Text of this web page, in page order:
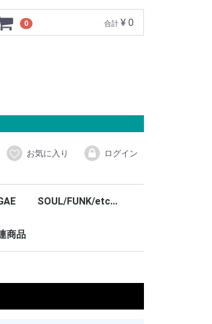
0 合計 ¥ 0
お気に入り ログイン
SOUL/FUNK/etc...
商品